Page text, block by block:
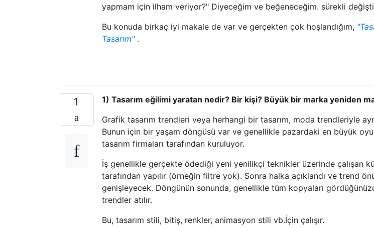
yapmam için ilham veriyor?" Diyeceğim ve beğeneceğim. sürekli
Bu konuda birkaç iyi makale de var ve gerçekten çok hoşlandığım,
Tasarım".
1
1) Tasarım eğilimi yaratan nedir? Bir kişi? Büyük bir marka yeniden
Grafik tasarım trendleri veya herhangi bir tasarım, moda trendleriyle
Bunun için bir yaşam döngüsü var ve genellikle pazardaki en büyük
tasarım firmaları tarafından kuruluyor.
İş genellikle gerçekte ödediği yeni yenilikçi teknikler üzerinde çalışan
tarafından yapılır (örneğin filtre yok). Sonra halka açıklandı ve trend
genişleyecek. Döngünün sonunda, genellikle tüm kopyaları
trendler atılır.
Bu, tasarım stili, bitiş, renkler, animasyon stili vb.İçin çalışır.